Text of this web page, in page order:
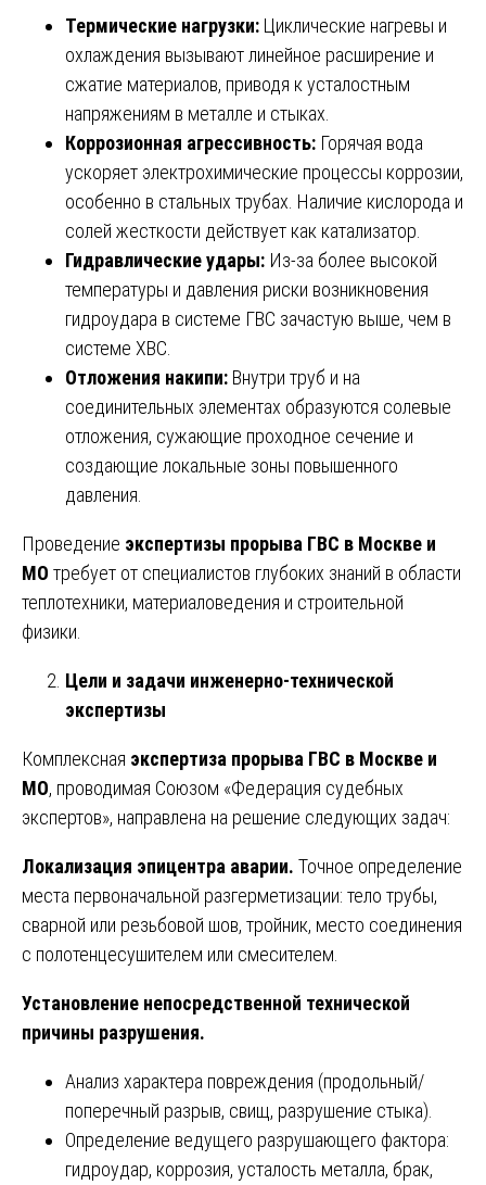
Термические нагрузки: Циклические нагревы и
охлаждения вызывают линейное расширение и
сжатие материалов, приводя к усталостным
напряжениям в металле и стыках.
Коррозионная агрессивность: Горячая вода
ускоряет электрохимические процессы коррозии,
особенно в стальных трубах. Наличие кислорода и
солей жесткости действует как катализатор.
Гидравлические удары: Из-за более высокой
температуры и давления риски возникновения
гидроудара в системе ГВС зачастую выше, чем в
системе ХВС.
Отложения накипи: Внутри труб и на
соединительных элементах образуются солевые
отложения, сужающие проходное сечение и
создающие локальные зоны повышенного
давления.
Проведение экспертизы прорыва ГВС в Москве и
МО требует от специалистов глубоких знаний в области
теплотехники, материаловедения и строительной
физики.
Цели и задачи инженерно-технической
экспертизы
Комплексная экспертиза прорыва ГВС в Москве и
МО, проводимая Союзом «Федерация судебных
экспертов», направлена на решение следующих задач:
Локализация эпицентра аварии. Точное определение
места первоначальной разгерметизации: тело трубы,
сварной или резьбовой шов, тройник, место соединения
с полотенцесушителем или смесителем.
Установление непосредственной технической
причины разрушения.
Анализ характера повреждения (продольный/
поперечный разрыв, свищ, разрушение стыка).
Определение ведущего разрушающего фактора:
гидроудар, коррозия, усталость металла, брак,